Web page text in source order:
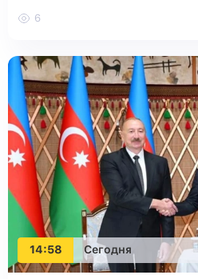
6
14:58 Сегодня